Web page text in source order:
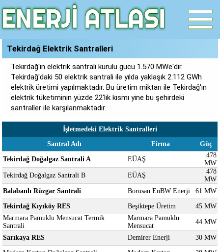
Tekirdağ Elektrik Santralleri
Tekirdağ'ın elektrik santrali kurulu gücü 1.570 MWe'dir.
Tekirdağ'daki 50 elektrik santrali ile yılda yaklaşık 2.112 GWh
elektrik üretimi yapılmaktadır. Bu üretim miktarı ile Tekirdağ'ın
elektrik tüketiminin yüzde 22'lik kısmı yine bu şehirdeki
santraller ile karşılanmaktadır.
İşletmedeki Elektrik Santralleri
Santral Adı
Firma Güç
Tekirdağ Doğalgaz Santrali A EÜAŞ
478
MW
Tekirdağ Doğalgaz Santrali B
EÜAŞ
478
MW
Balabanlı Rüzgar Santrali
Borusan EnBW Enerji 61 MW
Tekirdağ Kıyıköy RES Beşiktepe Üretim
45 MW
Marmara Pamuklu Mensucat Termik
Santrali
Marmara Pamuklu
Mensucat
44 MW
Sarıkaya RES Demirer Enerji 30 MW